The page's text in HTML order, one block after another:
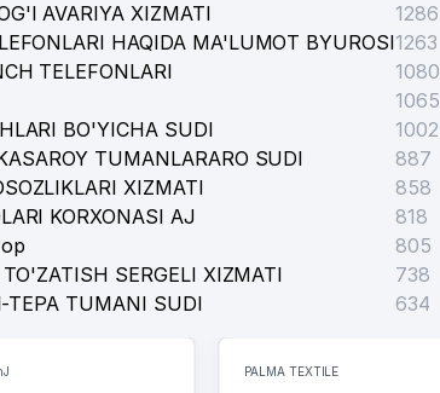
AVARIYA XIZMATI
1286
HAQIDA MA'LUMOT BYUROSI1263
TELEFONLARI
1080
1065
BO'YICHA SUDI
1002
TUMANLARARO SUDI
887
XIZMATI
858
KORXONASI AJ
818
805
SERGELI XIZMATI
738
TEPA TUMANI SUDI 634
PALMA TEXTILE